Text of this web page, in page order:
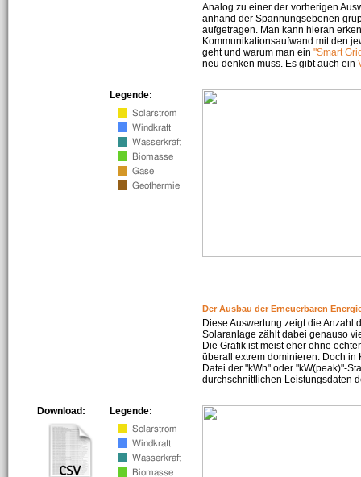
Analog zu einer der vorherigen
anhand der Spannungsebenen
aufgetragen. Man kann hieran
Kommunikationsaufwand mit den
geht und warum man ein "Smart
neu denken muss. Es gibt auch ein
Legende:
Der Ausbau der Erneuerbaren
Diese Auswertung zeigt die Anzahl
Solaranlage zählt dabei genauso
Die Grafik ist meist eher ohne
überall extrem dominieren. Doch in
Datei der "kWh" oder "kW(peak)"-
durchschnittlichen Leistungsdaten
Legende:
Download: